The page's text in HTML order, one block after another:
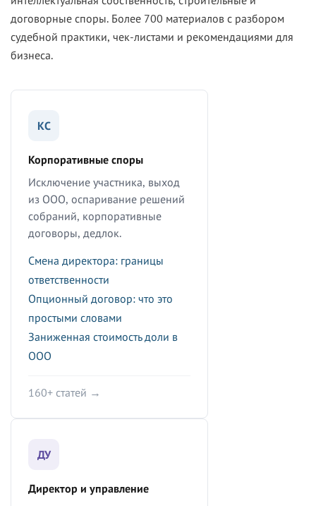
договорные споры. Более 700 материалов с разбором
судебной практики, чек-листами и рекомендациями для
бизнеса.
КС
Корпоративные споры
Исключение участника, выход
из ООО, оспаривание решений
собраний, корпоративные
договоры, дедлок.
Смена директора: границы
ответственности
Опционный договор: что это
простыми словами
Заниженная стоимость доли в
ООО
160+ статей →
ДУ
Директор и управление